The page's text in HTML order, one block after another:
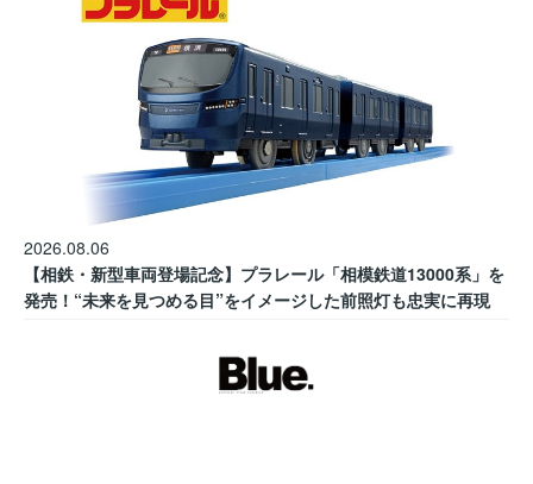
2026.08.06
【相鉄・新型車両登場記念】プラレール「相模鉄道13000系」を
発売！“未来を見つめる目”をイメージした前照灯も忠実に再現